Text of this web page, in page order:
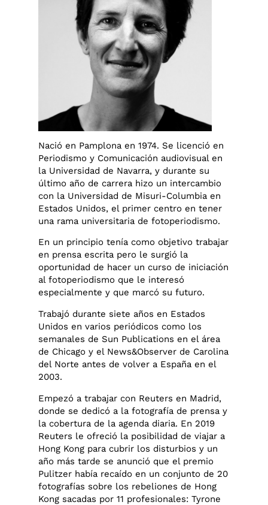
Nació en Pamplona en 1974. Se licenció en
Periodismo y Comunicación audiovisual en
la Universidad de Navarra, y durante su
último año de carrera hizo un intercambio
con la Universidad de Misuri-Columbia en
Estados Unidos, el primer centro en tener
una rama universitaria de fotoperiodismo.
En un principio tenía como objetivo trabajar
en prensa escrita pero le surgió la
oportunidad de hacer un curso de iniciación
al fotoperiodismo que le interesó
especialmente y que marcó su futuro.
Trabajó durante siete años en Estados
Unidos en varios periódicos como los
semanales de Sun Publications en el área
de Chicago y el News&Observer de Carolina
del Norte antes de volver a España en el
2003.
Empezó a trabajar con Reuters en Madrid,
donde se dedicó a la fotografía de prensa y
la cobertura de la agenda diaria. En 2019
Reuters le ofreció la posibilidad de viajar a
Hong Kong para cubrir los disturbios y un
año más tarde se anunció que el premio
Pulitzer había recaído en un conjunto de 20
fotografías sobre los rebeliones de Hong
Kong sacadas por 11 profesionales: Tyrone